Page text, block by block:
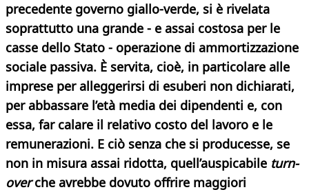
precedente governo giallo-verde, si è rivelata
soprattutto una grande - e assai costosa per le
casse dello Stato - operazione di ammortizzazione
sociale passiva. È servita, cioè, in particolare alle
imprese per alleggerirsi di esuberi non dichiarati,
per abbassare l’età media dei dipendenti e, con
essa, far calare il relativo costo del lavoro e le
remunerazioni. E ciò senza che si producesse, se
non in misura assai ridotta, quell’auspicabile turn-
over che avrebbe dovuto offrire maggiori